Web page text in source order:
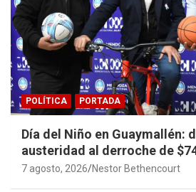
POLÍTICA PORTADA
Día del Niño en Guaymallén:
austeridad al derroche de
7 agosto, 2026 Nestor Bethencourt